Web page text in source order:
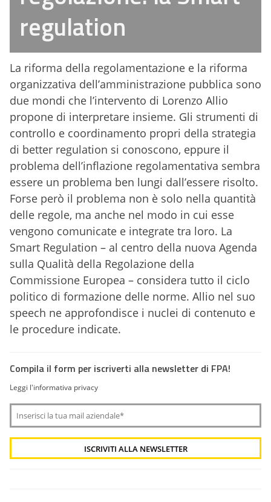
regulation
La riforma della regolamentazione e la riforma
organizzativa dell’amministrazione pubblica sono
due mondi che l’intervento di Lorenzo Allio
propone di interpretare insieme. Gli strumenti di
controllo e coordinamento propri della strategia
di better regulation si conoscono, eppure il
problema dell’inflazione regolamentativa sembra
essere un problema ben lungi dall’essere risolto.
Forse però il problema non è solo nella quantità
delle regole, ma anche nel modo in cui esse
vengono comunicate e integrate tra loro. La
Smart Regulation – al centro della nuova Agenda
sulla Qualità della Regolazione della
Commissione Europea – considera tutto il ciclo
politico di formazione delle norme. Allio nel suo
speech ne approfondisce i nuclei di contenuto e
le procedure indicate.
Compila il form per iscriverti alla newsletter di FPA!
Leggi l'informativa privacy